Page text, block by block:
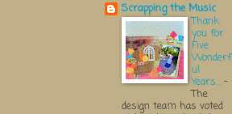
Scrapping the Music
Thank
you for
Five
Wonderf
ul
Years... -
The
design team has voted